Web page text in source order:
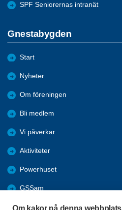
Om kakor på denna webbplats
SPF Seniorernas intranät
Gnestabygden
Start
Nyheter
Om föreningen
Bli medlem
Vi påverkar
Aktiviteter
Powerhuset
GSSam
Tips